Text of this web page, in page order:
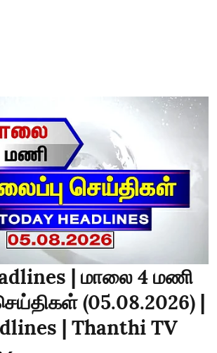
| மாலை 4 மணி
(05.08.2026) |
| Thanthi TV